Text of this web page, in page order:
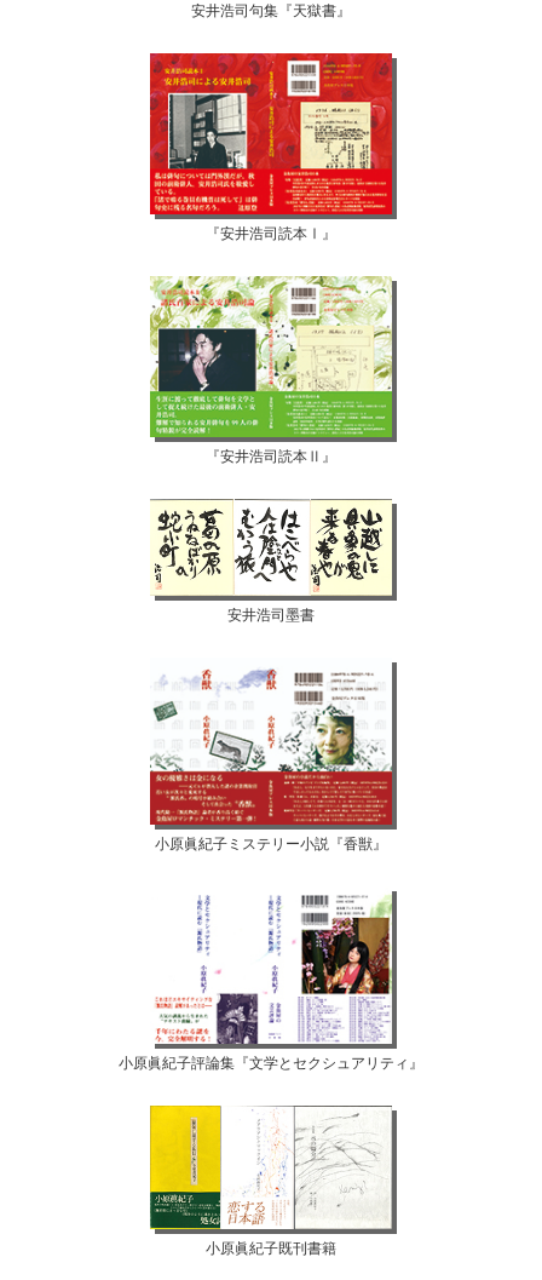
安井浩司句集『天獄書』
『安井浩司読本Ⅰ』
『安井浩司読本Ⅱ』
安井浩司墨書
小原眞紀子ミステリー小説『香獣』
小原眞紀子評論集『文学とセクシュアリティ』
小原眞紀子既刊書籍